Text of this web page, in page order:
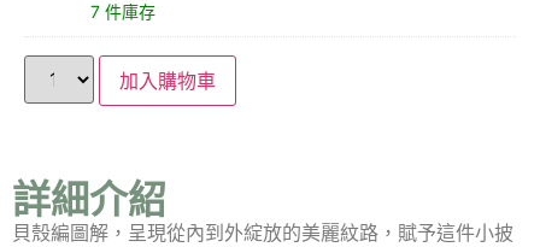
7 件庫存
加入購物車
詳細介紹
貝殼編圖解，呈現從內到外綻放的美麗紋路，賦予這件小披